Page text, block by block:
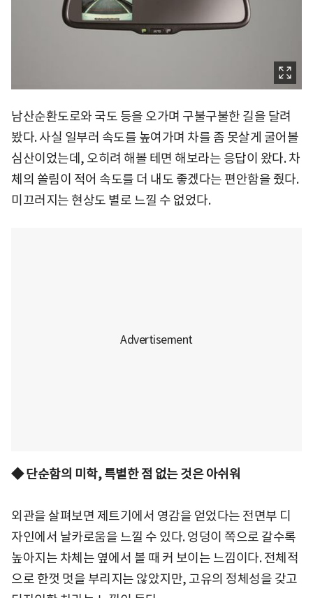
남산순환도로와 국도 등을 오가며 구불구불한 길을 달려
봤다. 사실 일부러 속도를 높여가며 차를 좀 못살게 굴어볼
심산이었는데, 오히려 해볼 테면 해보라는 응답이 왔다. 차
체의 쏠림이 적어 속도를 더 내도 좋겠다는 편안함을 줬다.
미끄러지는 현상도 별로 느낄 수 없었다.
◆ 단순함의 미학, 특별한 점 없는 것은 아쉬워
외관을 살펴보면 제트기에서 영감을 얻었다는 전면부 디
자인에서 날카로움을 느낄 수 있다. 엉덩이 쪽으로 갈수록
높아지는 차체는 옆에서 볼 때 커 보이는 느낌이다. 전체적
으로 한껏 멋을 부리지는 않았지만, 고유의 정체성을 갖고